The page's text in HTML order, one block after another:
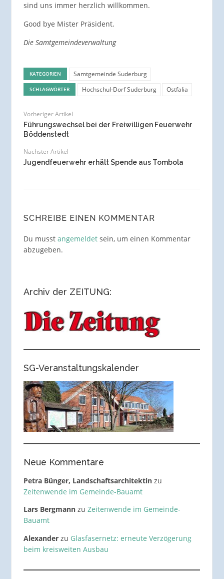
sind uns immer herzlich willkommen.
Good bye Mister Präsident.
Die Samtgemeindeverwaltung
KATEGORIEN Samtgemeinde Suderburg
SCHLAGWÖRTER Hochschul-Dorf Suderburg Ostfalia
Vorheriger Artikel
Führungswechsel bei der Freiwilligen Feuerwehr
Böddenstedt
Nächster Artikel
Jugendfeuerwehr erhält Spende aus Tombola
SCHREIBE EINEN KOMMENTAR
Du musst angemeldetsein, um einen Kommentar
abzugeben.
Archiv der ZEITUNG:
SG-Veranstaltungskalender
Neue Kommentare
Petra Bünger, Landschaftsarchitektinzu
Zeitenwende im Gemeinde-Bauamt
Lars Bergmannzu Zeitenwende im Gemeinde-
Bauamt
Alexanderzu Glasfasernetz: erneute Verzögerung
beim kreisweiten Ausbau